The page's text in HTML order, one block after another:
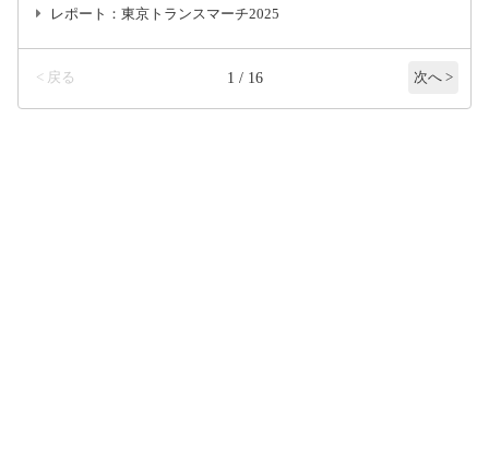
レポート：東京トランスマーチ2025
< 戻る 1 / 16 次へ >